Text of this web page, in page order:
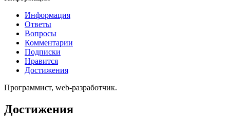
Информация
Ответы
Вопросы
Комментарии
Подписки
Нравится
Достижения
Программист, web-разработчик.
Достижения